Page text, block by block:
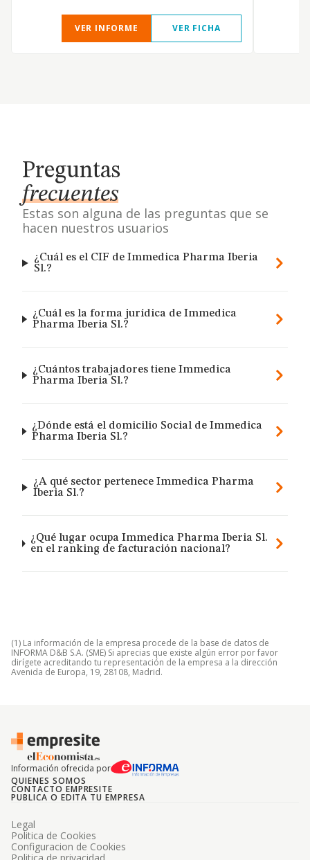
VER INFORME VER FICHA
Preguntas
frecuentes
Estas son alguna de las preguntas que se
hacen nuestros usuarios
¿Cuál es el CIF de Immedica Pharma Iberia
Sl.?
¿Cuál es la forma jurídica de Immedica
Pharma Iberia Sl.?
¿Cuántos trabajadores tiene Immedica
Pharma Iberia Sl.?
¿Dónde está el domicilio Social de Immedica
Pharma Iberia Sl.?
¿A qué sector pertenece Immedica Pharma
Iberia Sl.?
¿Qué lugar ocupa Immedica Pharma Iberia Sl.
en el ranking de facturación nacional?
(1) La información de la empresa procede de la base de datos de
INFORMA D&B S.A. (SME) Si aprecias que existe algún error por favor
dirígete acreditando tu representación de la empresa a la dirección
Avenida de Europa, 19, 28108, Madrid.
Información ofrecida por
QUIENES SOMOS
CONTACTO EMPRESITE
PUBLICA O EDITA TU EMPRESA
Legal
Politica de Cookies
Configuracion de Cookies